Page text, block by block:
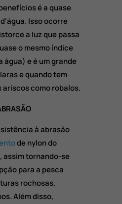
é a quase
Isso ocorre
a luz que passa
o mesmo índice
água) e é um grande
e quando tem
ariscos como robalos.
à abrasão
de nylon do
assim tornando-se
para a pesca
rochosas,
Além disso,